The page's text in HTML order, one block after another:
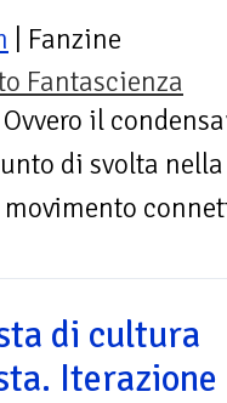
| Fanzine
Fantascienza
il
di svolta
di cultura
Iterazione